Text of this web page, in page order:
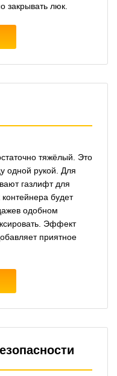
закрывать люк.
тяжёлый. Это
одной рукой. Для
газлифт для
будет
одобном
Эффект
приятное